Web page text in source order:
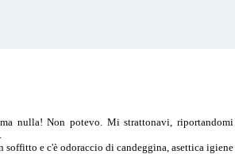
nulla! Non potevo. Mi strattonavi,
e c'è odoraccio di candeggina, asettica igiene